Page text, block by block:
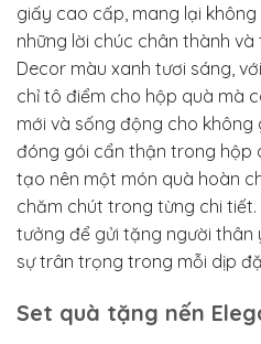
giấy cao cấp, mang lại
những lời chúc chân thành
Decor màu xanh tươi sáng,
chỉ tô điểm cho hộp quà mà
mới và sống động cho
đóng gói cẩn thận trong hộp
tạo nên một món quà hoàn
chăm chút trong từng chi
tưởng để gửi tặng người thân
sự trân trọng trong mỗi dịp
Set quà tặng nến